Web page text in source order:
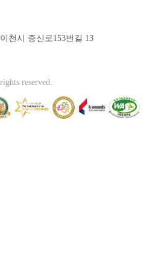
천시 증신로153번길 13
reserved.